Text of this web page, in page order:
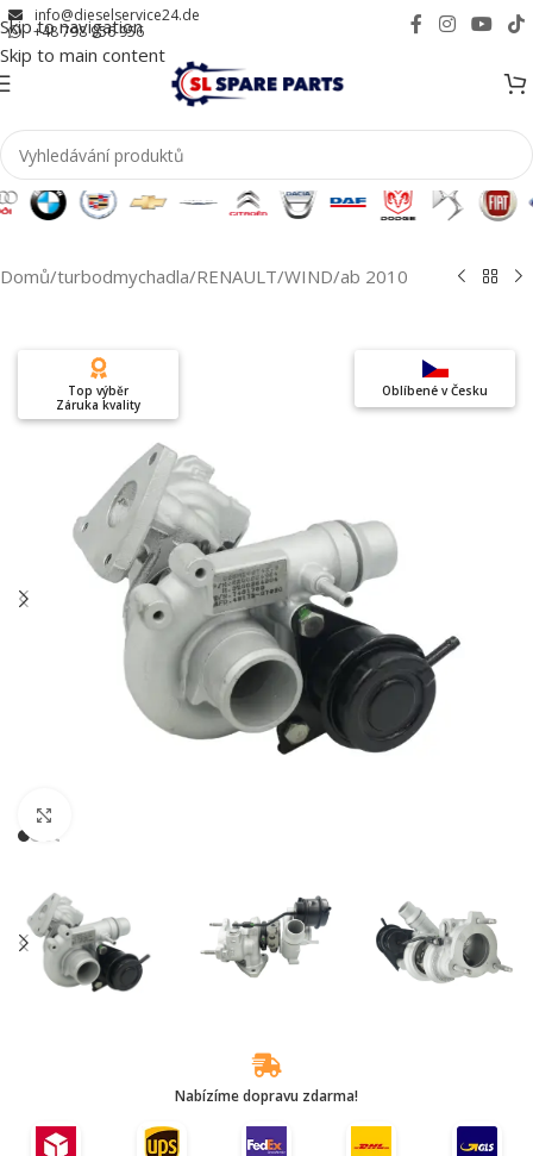
Skip to navigation
Skip to main content
info@dieselservice24.de
+48 798 956 956
Domů/turbodmychadla/RENAULT/WIND/ab 2010
Oblíbené v Česku
Top výběr
Záruka kvality
Nabízíme dopravu zdarma!